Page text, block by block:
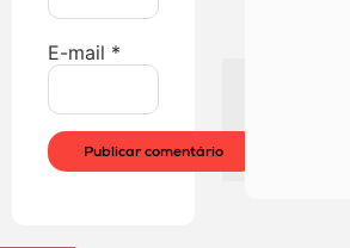
E-mail *